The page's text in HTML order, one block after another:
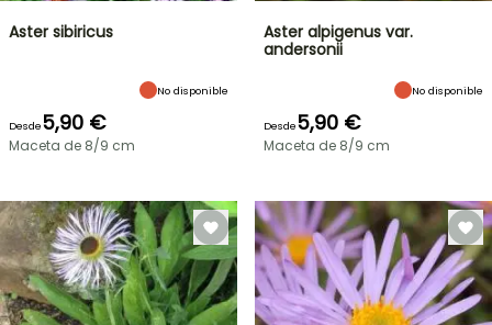
Aster sibiricus
No disponible
Desde5,90 €
Maceta de 8/9 cm
Aster alpigenus var.
andersonii
No disponible
Desde5,90 €
Maceta de 8/9 cm